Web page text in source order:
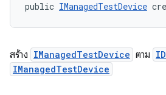
public IManagedTestDevice
สร้าง IManagedTestDevice ตาม
IManagedTestDevice